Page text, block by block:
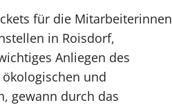
für die Mitarbeiterinnen
in Roisdorf,
Anliegen des
und
gewann durch das